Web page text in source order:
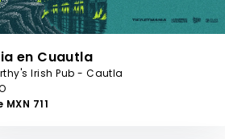
en Cuautla
Irish Pub - Cautla
MXN 711